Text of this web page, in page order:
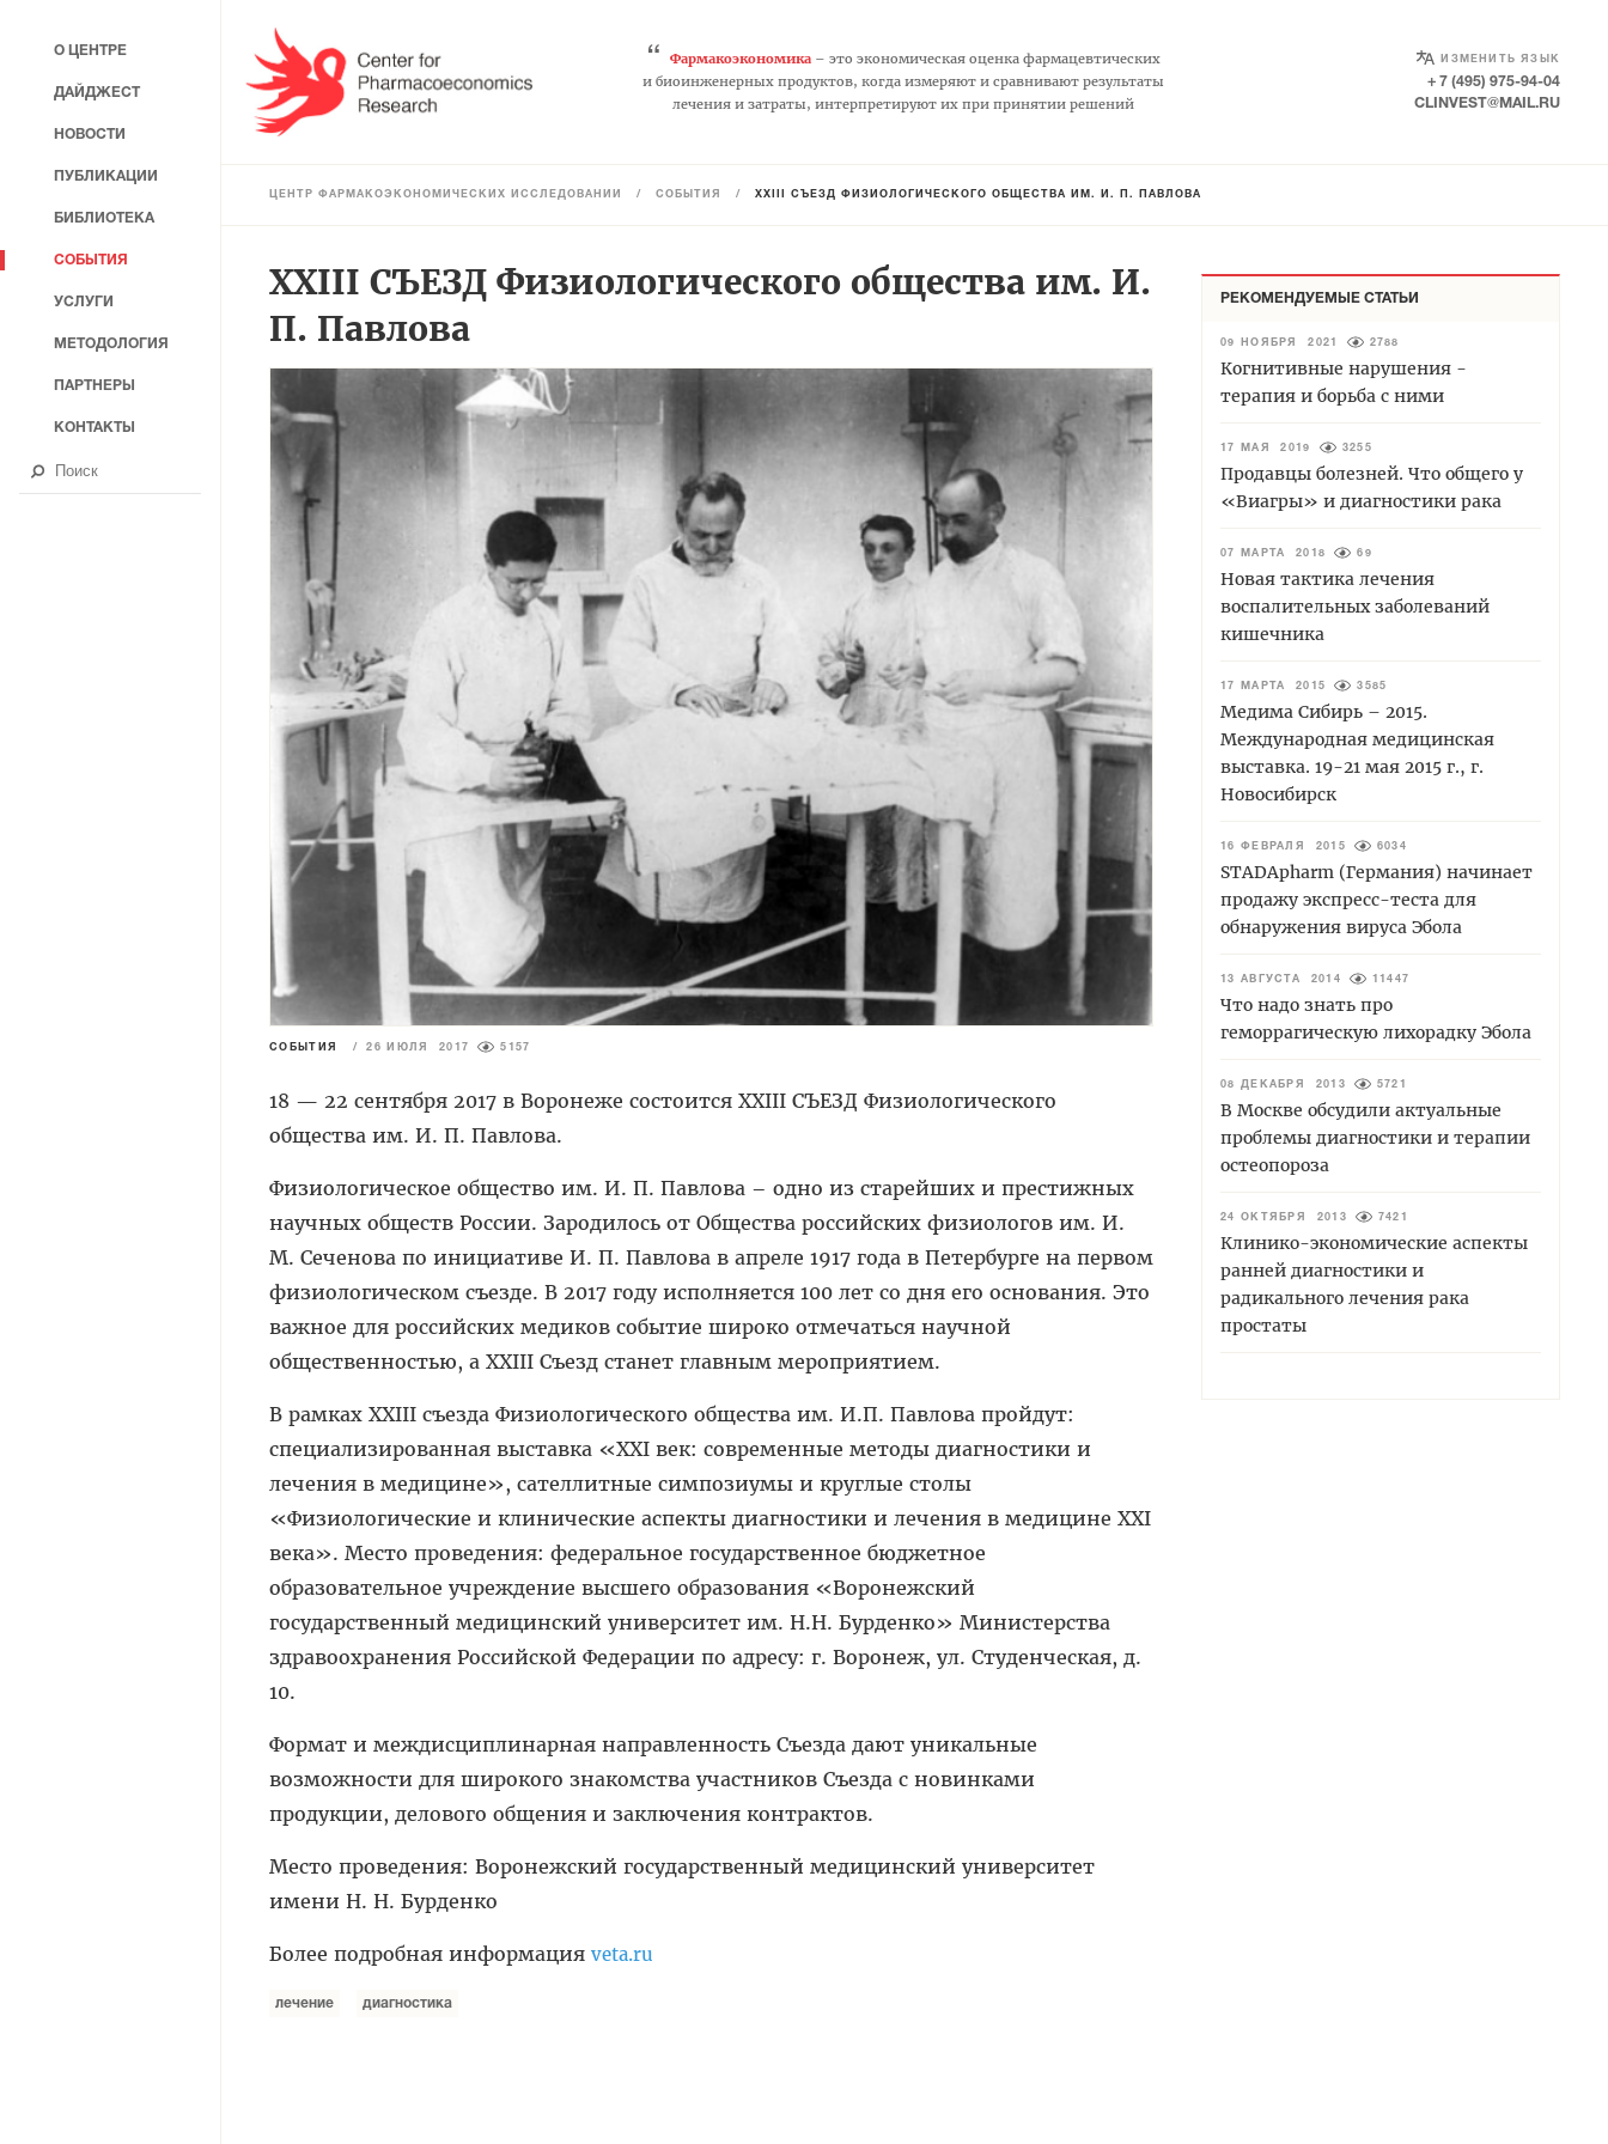
“ Фармакоэкономика– это экономическая оценка фармацевтических
и биоинженерных продуктов, когда измеряют и сравнивают результаты
лечения и затраты, интерпретируют их при принятии решений
ИЗМЕНИТЬ ЯЗЫК
SELECT LANGUAGE
+ 7 (495) 975-94-04
CLINVEST@MAIL.RU
ЦЕНТР ФАРМАКОЭКОНОМИЧЕСКИХ ИССЛЕДОВАНИЙ / СОБЫТИЯ / XXIII СЪЕЗД ФИЗИОЛОГИЧЕСКОГО ОБЩЕСТВА ИМ. И. П. ПАВЛОВА
XXIII СЪЕЗД Физиологического общества им. И.
П. Павлова
СОБЫТИЯ / 26 ИЮЛЯ 2017 5157
18 — 22 сентября 2017 в Воронеже состоится XXIII СЪЕЗД Физиологического
общества им. И. П. Павлова.
Физиологическое общество им. И. П. Павлова – одно из старейших и престижных
научных обществ России. Зародилось от Общества российских физиологов им. И.
М. Сеченова по инициативе И. П. Павлова в апреле 1917 года в Петербурге на первом
физиологическом съезде. В 2017 году исполняется 100 лет со дня его основания. Это
важное для российских медиков событие широко отмечаться научной
общественностью, а XXIII Съезд станет главным мероприятием.
В рамках XXIII съезда Физиологического общества им. И.П. Павлова пройдут:
специализированная выставка «XXI век: современные методы диагностики и
лечения в медицине», сателлитные симпозиумы и круглые столы
«Физиологические и клинические аспекты диагностики и лечения в медицине XXI
века». Место проведения: федеральное государственное бюджетное
образовательное учреждение высшего образования «Воронежский
государственный медицинский университет им. Н.Н. Бурденко» Министерства
здравоохранения Российской Федерации по адресу: г. Воронеж, ул. Студенческая, д.
10.
Формат и междисциплинарная направленность Съезда дают уникальные
возможности для широкого знакомства участников Съезда с новинками
продукции, делового общения и заключения контрактов.
Место проведения: Воронежский государственный медицинский университет
имени Н. Н. Бурденко
Более подробная информация veta.ru
лечение диагностика
РЕКОМЕНДУЕМЫЕ СТАТЬИ
09 НОЯБРЯ 2021 2788
Когнитивные нарушения -
терапия и борьба с ними
17 МАЯ 2019 3255
Продавцы болезней. Что общего у
«Виагры» и диагностики рака
07 МАРТА 2018 69
Новая тактика лечения
воспалительных заболеваний
кишечника
17 МАРТА 2015 3585
Медима Сибирь – 2015.
Международная медицинская
выставка. 19-21 мая 2015 г., г.
Новосибирск
16 ФЕВРАЛЯ 2015 6034
STADApharm (Германия) начинает
продажу экспресс-теста для
обнаружения вируса Эбола
13 АВГУСТА 2014 11447
Что надо знать про
геморрагическую лихорадку Эбола
08 ДЕКАБРЯ 2013 5721
В Москве обсудили актуальные
проблемы диагностики и терапии
остеопороза
24 ОКТЯБРЯ 2013 7421
Клинико-экономические аспекты
ранней диагностики и
радикального лечения рака
простаты
О ЦЕНТРЕ
ДАЙДЖЕСТ
НОВОСТИ
ПУБЛИКАЦИИ
БИБЛИОТЕКА
СОБЫТИЯ
УСЛУГИ
МЕТОДОЛОГИЯ
ПАРТНЕРЫ
КОНТАКТЫ